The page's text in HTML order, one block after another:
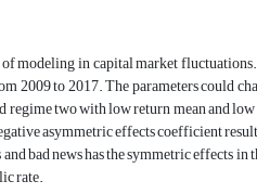
modeling in capital market
2009 to 2017. The parameters could
regime two with low return mean and
asymmetric effects coefficient
bad news has the symmetric
rate.